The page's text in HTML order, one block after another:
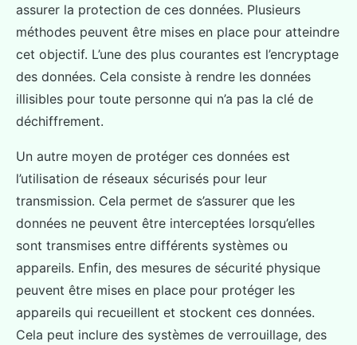
assurer la protection de ces données. Plusieurs
méthodes peuvent être mises en place pour atteindre
cet objectif. L’une des plus courantes est l’encryptage
des données. Cela consiste à rendre les données
illisibles pour toute personne qui n’a pas la clé de
déchiffrement.
Un autre moyen de protéger ces données est
l’utilisation de réseaux sécurisés pour leur
transmission. Cela permet de s’assurer que les
données ne peuvent être interceptées lorsqu’elles
sont transmises entre différents systèmes ou
appareils. Enfin, des mesures de sécurité physique
peuvent être mises en place pour protéger les
appareils qui recueillent et stockent ces données.
Cela peut inclure des systèmes de verrouillage, des